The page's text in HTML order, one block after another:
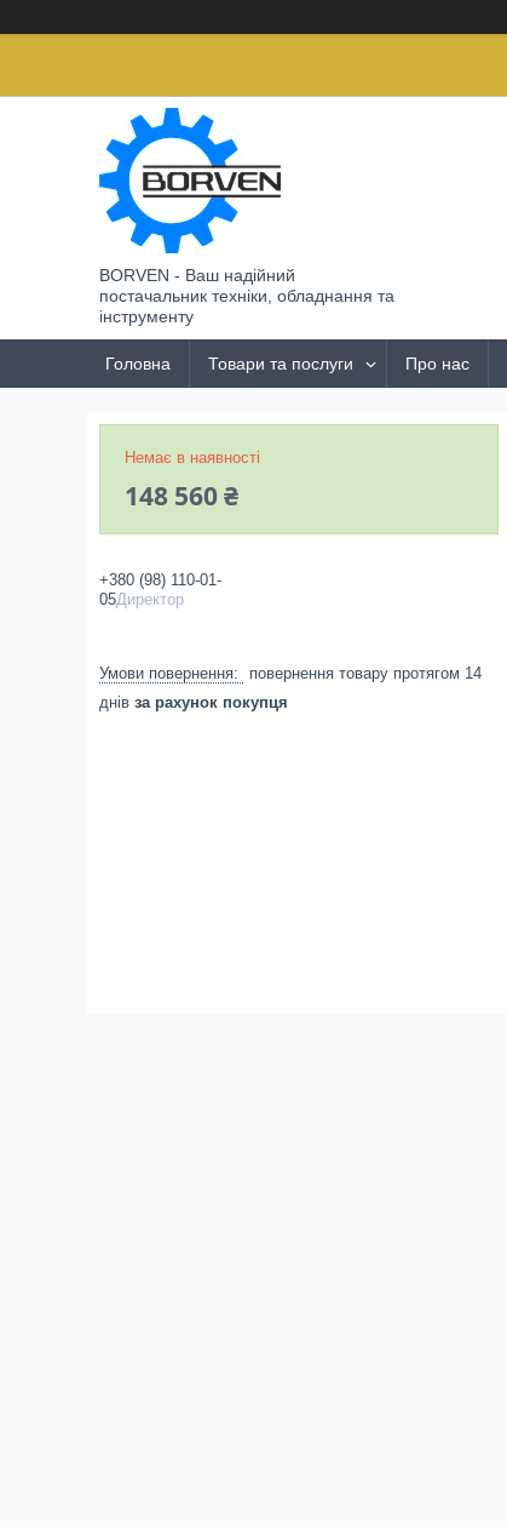
BORVEN - Ваш надійний
постачальник техніки, обладнання та
інструменту
Головна Товари та послуги Про нас
Немає в наявності
148 560 ₴
+380 (98) 110-01-
05Директор
повернення товару протягом 14
днів за рахунок покупця